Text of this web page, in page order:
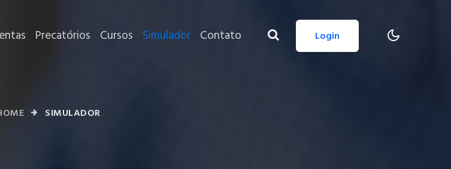
Precatórios Cursos Simulador Contato Login
SIMULADOR